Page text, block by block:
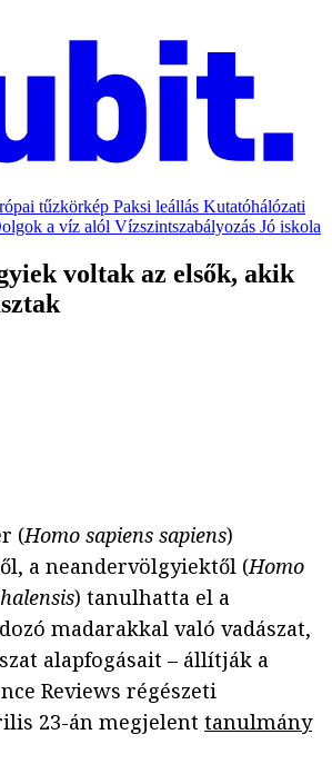
tűzkörkép Paksi leállás Kutatóhálózati
a víz alól Vízszintszabályozás Jó iskola
voltak az elsők, akik
(Homo sapiens sapiens)
a neandervölgyiektől (Homo
) tanulhatta el a
madarakkal való vadászat,
alapfogásait – állítják a
Reviews régészeti
23-án megjelent tanulmány